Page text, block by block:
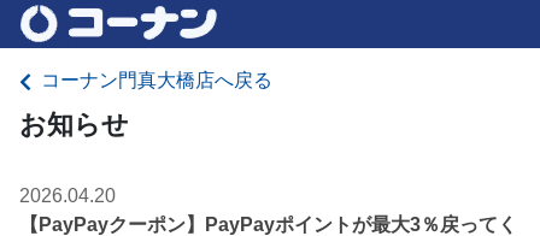
コーナン門真大橋店へ戻る
お知らせ
2026.04.20
【PayPayクーポン】PayPayポイントが最大3％戻ってく